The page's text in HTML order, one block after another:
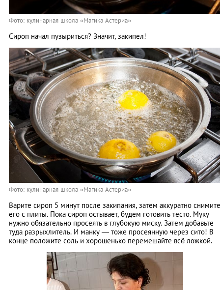
Фото: кулинарная школа «Магика Астериа»
Сироп начал пузыриться? Значит, закипел!
Фото: кулинарная школа «Магика Астериа»
Варите сироп 5 минут после закипания, затем аккуратно снимите
его с плиты. Пока сироп остывает, будем готовить тесто. Муку
нужно обязательно просеять в глубокую миску. Затем добавьте
туда разрыхлитель. И манку — тоже просеянную через сито! В
конце положите соль и хорошенько перемешайте всё ложкой.